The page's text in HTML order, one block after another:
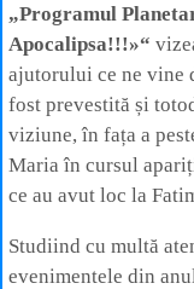
„Programul
Apocalipsa!!!»“
ajutorului ce ne vine
fost prevestită și
viziune, în fața a
Maria în cursul
ce au avut loc la
Studiind cu multă
evenimentele din